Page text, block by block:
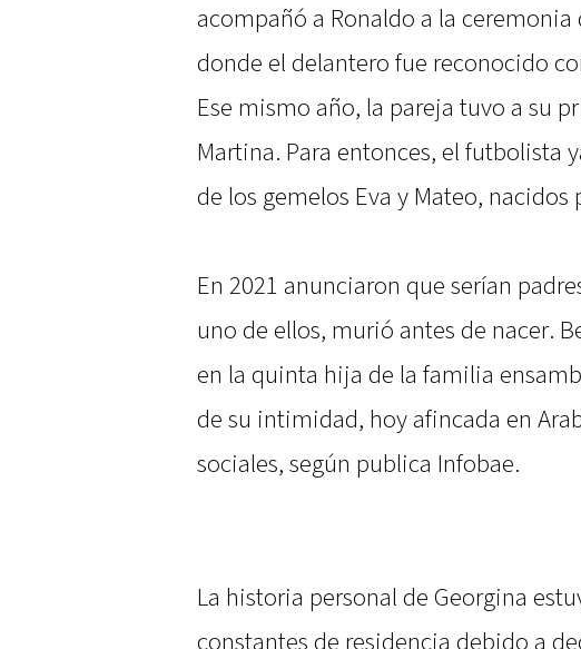
acompañó a Ronaldo a la ceremonia
donde el delantero fue reconocido
Ese mismo año, la pareja tuvo a su
Martina. Para entonces, el futbolista
de los gemelos Eva y Mateo,
En 2021 anunciaron que serían
uno de ellos, murió antes de nacer.
en la quinta hija de la familia
de su intimidad, hoy afincada en
sociales, según publica Infobae.
La historia personal de Georgina
constantes de residencia debido a